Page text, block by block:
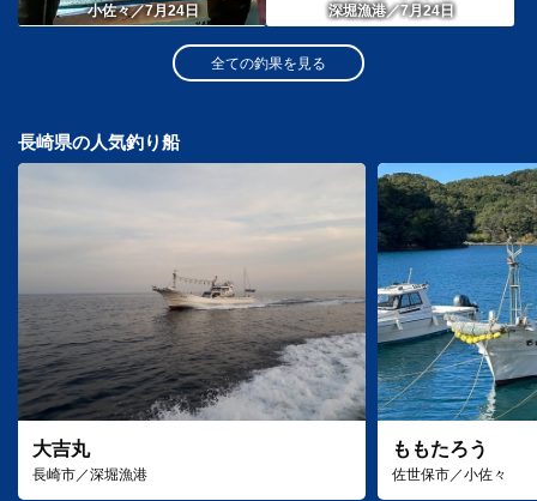
小佐々／7月24日 深堀漁港／7月24日
全ての釣果を見る
長崎県の人気釣り船
大吉丸
長崎市／深堀漁港
ももたろう
佐世保市／小佐々